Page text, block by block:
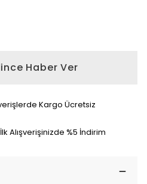
Haber Ver
Kargo Ücretsiz
Alışverişinizde %5 İndirim